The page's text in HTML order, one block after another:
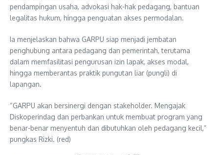
pendampingan usaha, advokasi hak-hak pedagang, bantuan
legalitas hukum, hingga penguatan akses permodalan.
Ia menjelaskan bahwa GARPU siap menjadi jembatan
penghubung antara pedagang dan pemerintah, terutama
dalam memfasilitasi pengurusan izin lapak, akses modal,
hingga memberantas praktik pungutan liar (pungli) di
lapangan.
“GARPU akan bersinergi dengan stakeholder. Mengajak
Diskoperindag dan perbankan untuk membuat program yang
benar-benar menyentuh dan dibutuhkan oleh pedagang kecil,”
pungkas Rizki. (red)